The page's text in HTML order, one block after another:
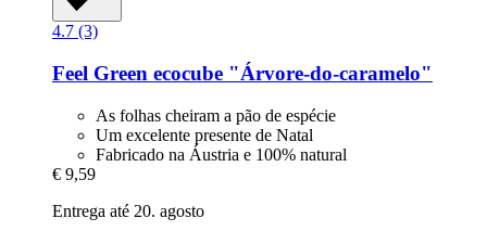
4.7 (3)
Feel Green ecocube "Árvore-​do-​caramelo"
As folhas cheiram a pão de espécie
Um excelente presente de Natal
Fabricado na Áustria e 100% natural
€ 9,59
Entrega até 20. agosto